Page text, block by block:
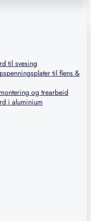
til svesing
til flens &
og trearbeid
i aluminium